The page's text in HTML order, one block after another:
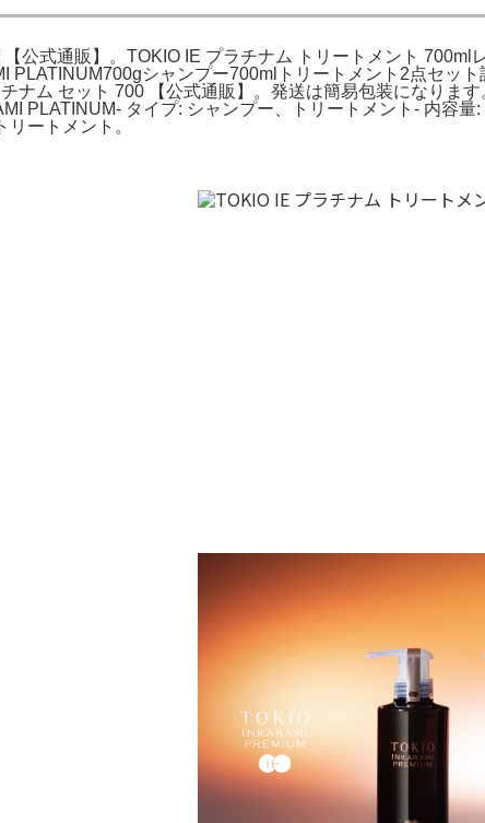
公式通販】。TOKIO IE プラチナム トリートメント 700ml
シャンプー700mlトリートメント2点セッ
ナム セット 700 【公式通販】。発送は簡易包装になりま
PLATINUM- タイプ: シャンプー、トリートメント- 内容量:
ートメント。